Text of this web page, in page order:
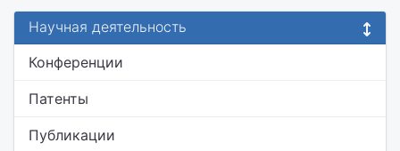
Научная деятельность
Конференции
Патенты
Публикации